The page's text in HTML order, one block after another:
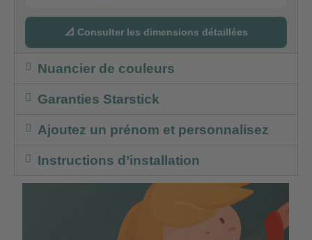
📐 Consulter les dimensions détaillées
Nuancier de couleurs
Garanties Starstick
Ajoutez un prénom et personnalisez
Instructions d’installation